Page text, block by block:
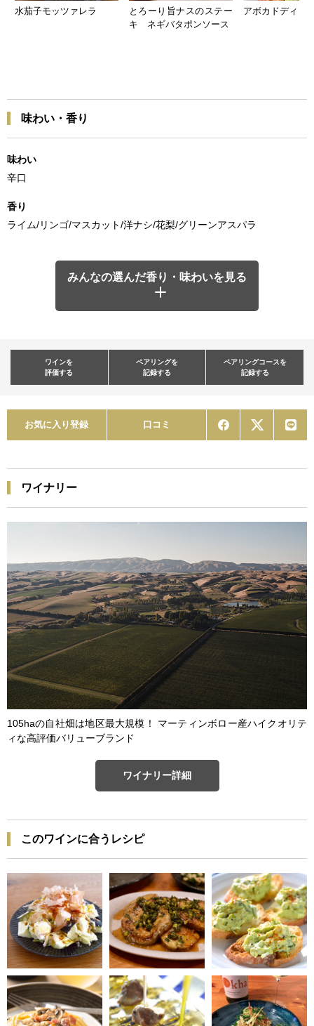
水茄子モッツァレラ
とろーり旨ナスのステー
キ ネギバタポンソース
アボカドディッ
味わい・香り
味わい
辛口
香り
ライム/リンゴ/マスカット/洋ナシ/花梨/グリーンアスパラ
みんなの選んだ香り・味わいを見る
ワインを
評価する
ペアリングを
記録する
ペアリングコースを
記録する
お気に入り登録 口コミ
ワイナリー
105haの自社畑は地区最大規模！ マーティンボロー産ハイクオリテ
ィな高評価バリューブランド
ワイナリー詳細
このワインに合うレシピ